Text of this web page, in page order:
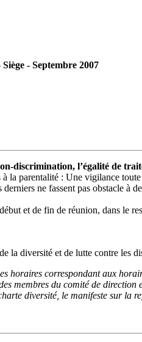
- Septembre 2007
discrimination, l’égalité de
la parentalité : Une vigilance
ne fassent pas obstacle à
et de fin de réunion, dans le
la diversité et de lutte contre les
horaires correspondant aux
membres du comité de direction
diversité, le manifeste sur la